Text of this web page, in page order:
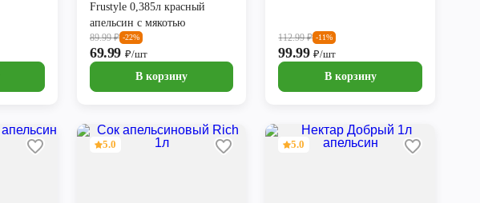
Frustyle 0,385л красный
апельсин с мякотью
89.99₽ -22%
69.99 ₽/шт
В корзину
112.99₽ -11%
99.99 ₽/шт
В корзину
5.0 5.0